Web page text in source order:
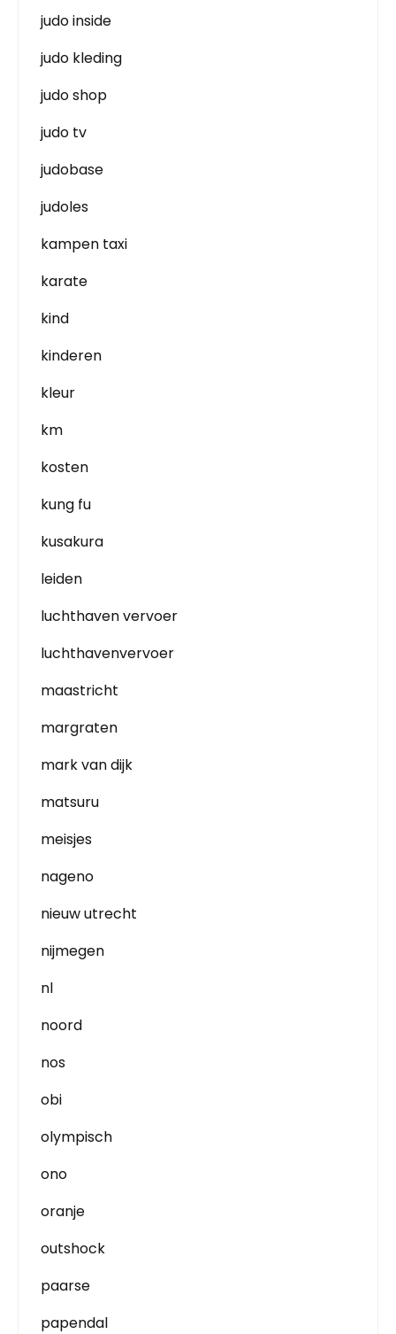
judo inside
judo kleding
judo shop
judo tv
judobase
judoles
kampen taxi
karate
kind
kinderen
kleur
km
kosten
kung fu
kusakura
leiden
luchthaven vervoer
luchthavenvervoer
maastricht
margraten
mark van dijk
matsuru
meisjes
nageno
nieuw utrecht
nijmegen
nl
noord
nos
obi
olympisch
ono
oranje
outshock
paarse
papendal